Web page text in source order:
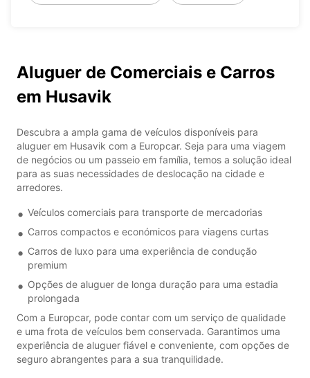
Aluguer de Comerciais e Carros
em Husavik
Descubra a ampla gama de veículos disponíveis para
aluguer em Husavik com a Europcar. Seja para uma viagem
de negócios ou um passeio em família, temos a solução ideal
para as suas necessidades de deslocação na cidade e
arredores.
Veículos comerciais para transporte de mercadorias
Carros compactos e económicos para viagens curtas
Carros de luxo para uma experiência de condução
premium
Opções de aluguer de longa duração para uma estadia
prolongada
Com a Europcar, pode contar com um serviço de qualidade
e uma frota de veículos bem conservada. Garantimos uma
experiência de aluguer fiável e conveniente, com opções de
seguro abrangentes para a sua tranquilidade.